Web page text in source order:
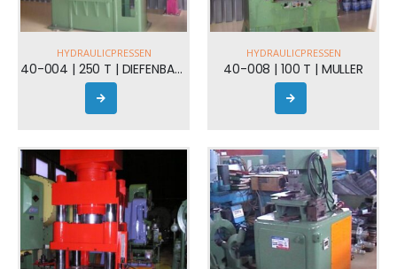
HYDRAULICPRESSEN
40-004 | 250 T | DIEFENBACHER
HYDRAULICPRESSEN
40-008 | 100 T | MULLER